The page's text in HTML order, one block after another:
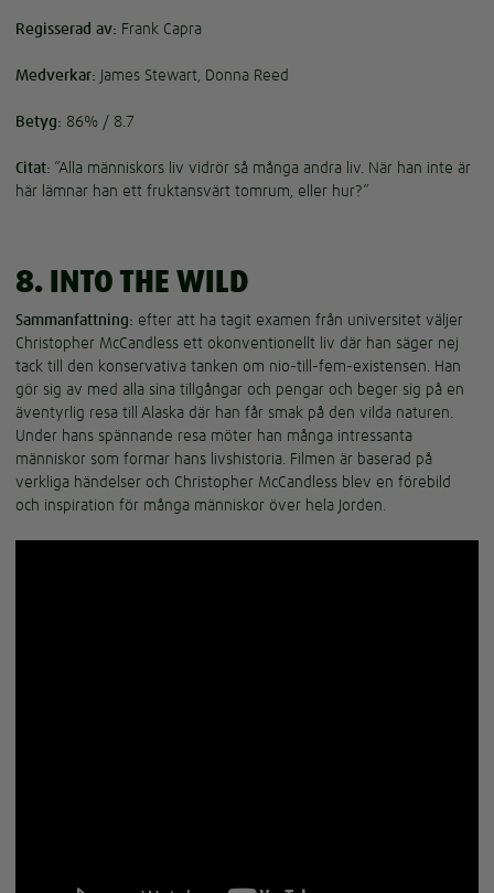
Regisserad av: Frank Capra
Medverkar: James Stewart, Donna Reed
Betyg: 86% / 8.7
Citat: ”Alla människors liv vidrör så många andra liv. När han inte är
här lämnar han ett fruktansvärt tomrum, eller hur?”
8. INTO THE WILD
Sammanfattning: efter att ha tagit examen från universitet väljer
Christopher McCandless ett okonventionellt liv där han säger nej
tack till den konservativa tanken om nio-till-fem-existensen. Han
gör sig av med alla sina tillgångar och pengar och beger sig på en
äventyrlig resa till Alaska där han får smak på den vilda naturen.
Under hans spännande resa möter han många intressanta
människor som formar hans livshistoria. Filmen är baserad på
verkliga händelser och Christopher McCandless blev en förebild
och inspiration för många människor över hela Jorden.